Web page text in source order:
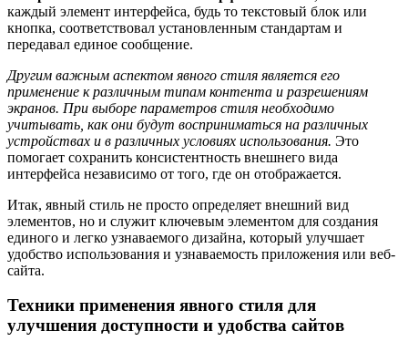
каждый элемент интерфейса, будь то текстовый блок или
кнопка, соответствовал установленным стандартам и
передавал единое сообщение.
Другим важным аспектом явного стиля является его
применение к различным типам контента и разрешениям
экранов. При выборе параметров стиля необходимо
учитывать, как они будут восприниматься на различных
устройствах и в различных условиях использования. Это
помогает сохранить консистентность внешнего вида
интерфейса независимо от того, где он отображается.
Итак, явный стиль не просто определяет внешний вид
элементов, но и служит ключевым элементом для создания
единого и легко узнаваемого дизайна, который улучшает
удобство использования и узнаваемость приложения или веб-
сайта.
Техники применения явного стиля для
улучшения доступности и удобства сайтов